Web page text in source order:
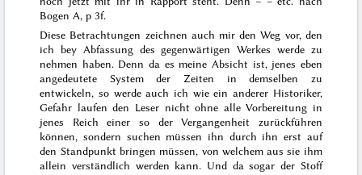
Bogen A, p 3f.
Diese Betrachtungen zeichnen auch mir den Weg vor, den
ich bey Abfassung des gegenwärtigen Werkes werde zu
nehmen haben. Denn da es meine Absicht ist, jenes eben
angedeutete System der Zeiten in demselben zu
entwickeln, so werde auch ich wie ein anderer Historiker,
Gefahr laufen den Leser nicht ohne alle Vorbereitung in
jenes Reicheiner so der Vergangenheit zurückführen
können, sondern suchen müssen ihn durch ihn erst auf
den Standpunkt bringen müssen, von welchem aus sie ihm
allein verständlich werden kann. Und da sogar der Stoff